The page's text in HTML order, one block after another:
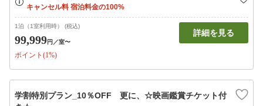
1泊（1室利用時） (税込)
99,999円 ／室〜
ポイント(1%)
詳細を見る
学割特別プラン_10％OFF 更に、☆映画鑑賞チケット付